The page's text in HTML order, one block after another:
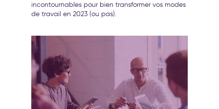
incontournables pour bien transformer vos modes
de travail en 2023 (ou pas).